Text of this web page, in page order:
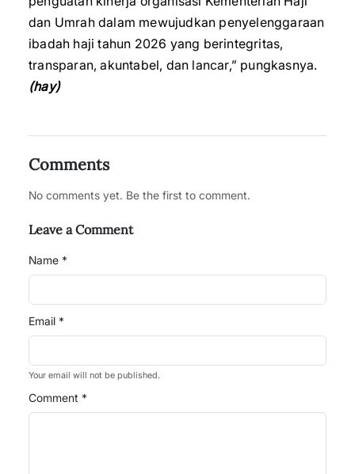
dan Umrah dalam mewujudkan penyelenggaraan
ibadah haji tahun 2026 yang berintegritas,
transparan, akuntabel, dan lancar,” pungkasnya.
(hay)
Comments
No comments yet. Be the first to comment.
Leave a Comment
Name *
Email *
Your email will not be published.
Comment *